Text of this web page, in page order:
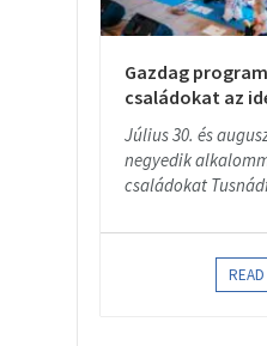
Gazdag
családokat az
Július 30. és
negyedik
családokat